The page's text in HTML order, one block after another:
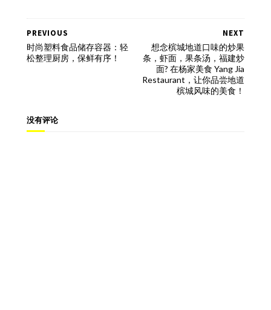
NEXT
想念槟城地道口味的炒果
条，虾面，果条汤，福建炒
面? 在杨家美食 Yang Jia
Restaurant，让你品尝地道
槟城风味的美食！
PREVIOUS
时尚塑料食品储存容器：轻
松整理厨房，保鲜有序！
没有评论